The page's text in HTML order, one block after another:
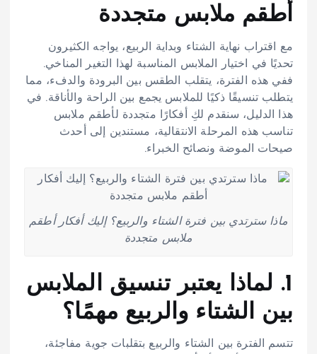
أطقم ملابس متجددة
مع اقتراب نهاية الشتاء وبداية الربيع، يواجه الكثيرون
تحديًا في اختيار الملابس المناسبة لهذا التغير المناخي.
ففي هذه الفترة، يتقلب الطقس بين البرودة والدفء، مما
يتطلب تنسيقًا ذكيًا للملابس يجمع بين الراحة والأناقة. في
هذا الدليل، سنقدم لكِ أفكارًا متجددة لأطقم ملابس
تناسب هذه المرحلة الانتقالية، مستندين إلى أحدث
صيحات الموضة ونصائح الخبراء.
ماذا سترتدي بين فترة الشتاء والربيع؟ إليك أفكار أطقم
ملابس متجددة
1. لماذا يعتبر تنسيق الملابس
بين الشتاء والربيع مهمًا؟
تتسم الفترة بين الشتاء والربيع بتقلبات جوية مفاجئة،